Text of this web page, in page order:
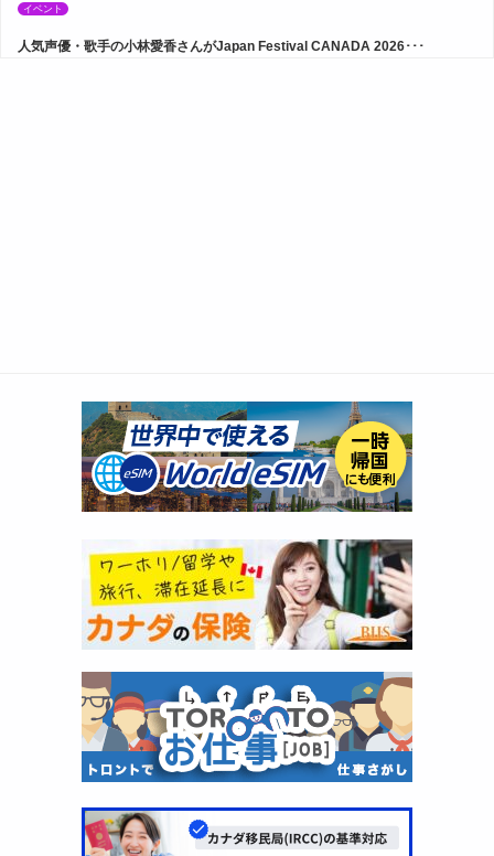
イベント
人気声優・歌手の小林愛香さんがJapan Festival CANADA 2026･･･